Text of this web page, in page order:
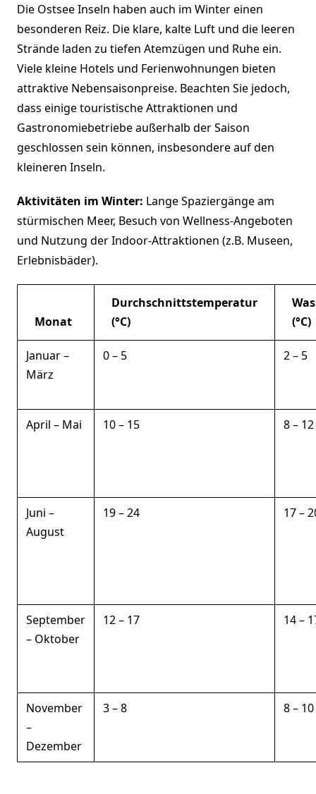
Die Ostsee Inseln haben auch im Winter einen
besonderen Reiz. Die klare, kalte Luft und die leeren
Strände laden zu tiefen Atemzügen und Ruhe ein.
Viele kleine Hotels und Ferienwohnungen bieten
attraktive Nebensaisonpreise. Beachten Sie jedoch,
dass einige touristische Attraktionen und
Gastronomiebetriebe außerhalb der Saison
geschlossen sein können, insbesondere auf den
kleineren Inseln.
Aktivitäten im Winter: Lange Spaziergänge am
stürmischen Meer, Besuch von Wellness-Angeboten
und Nutzung der Indoor-Attraktionen (z.B. Museen,
Erlebnisbäder).
Monat
Durchschnittstemperatur
(°C)
(°C)
Januar –
März
0 – 5 2 – 5
April – Mai 10 – 15 8 – 12
Juni –
August
19 – 24 17 –
September
– Oktober
12 – 17 14 –
November
–
Dezember
3 – 8 8 – 10